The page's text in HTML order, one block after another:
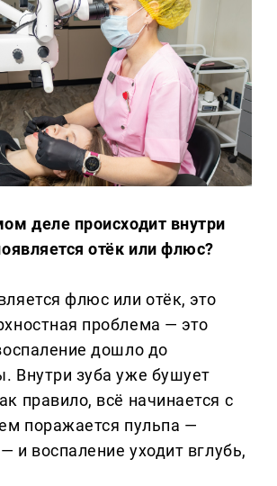
деле происходит внутри
отёк или флюс?
флюс или отёк, это
проблема — это
дошло до
Внутри зуба уже бушует
правило, всё начинается с
поражается пульпа —
и воспаление уходит вглубь,